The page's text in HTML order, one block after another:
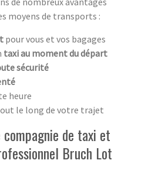
moyens de transports :
pour vous et vos bagages
taxi au moment du départ
sécurité
heure
le long de votre trajet
compagnie de taxi et
Bruch Lot